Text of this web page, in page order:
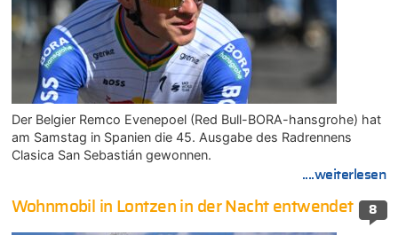
Der Belgier Remco Evenepoel (Red Bull-BORA-hansgrohe) hat
am Samstag in Spanien die 45. Ausgabe des Radrennens
Clasica San Sebastián gewonnen.
....weiterlesen
8
Wohnmobil in Lontzen in der Nacht entwendet